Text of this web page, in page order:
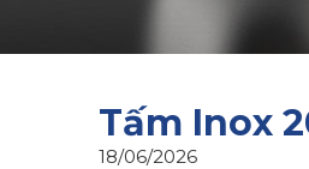
Tấm Inox
18/06/2026